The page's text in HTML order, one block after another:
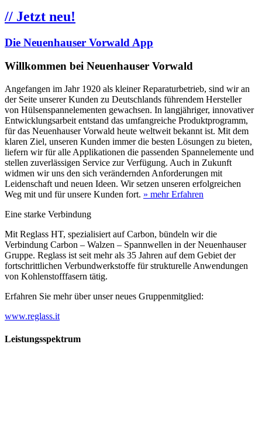
// Jetzt neu!
Die Neuenhauser Vorwald App
Willkommen bei Neuenhauser Vorwald
Angefangen im Jahr 1920 als kleiner Reparaturbetrieb, sind wir an
der Seite unserer Kunden zu Deutschlands führendem Hersteller
von Hülsenspannelementen gewachsen. In langjähriger, innovativer
Entwicklungsarbeit entstand das umfangreiche Produktprogramm,
für das Neuenhauser Vorwald heute weltweit bekannt ist. Mit dem
klaren Ziel, unseren Kunden immer die besten Lösungen zu bieten,
liefern wir für alle Applikationen die passenden Spannelemente und
stellen zuverlässigen Service zur Verfügung. Auch in Zukunft
widmen wir uns den sich verändernden Anforderungen mit
Leidenschaft und neuen Ideen. Wir setzen unseren erfolgreichen
Weg mit und für unsere Kunden fort. » mehr Erfahren
Eine starke Verbindung
Mit Reglass HT, spezialisiert auf Carbon, bündeln wir die
Verbindung Carbon – Walzen – Spannwellen in der Neuenhauser
Gruppe. Reglass ist seit mehr als 35 Jahren auf dem Gebiet der
fortschrittlichen Verbundwerkstoffe für strukturelle Anwendungen
von Kohlenstofffasern tätig.
Erfahren Sie mehr über unser neues Gruppenmitglied:
www.reglass.it
Leistungsspektrum